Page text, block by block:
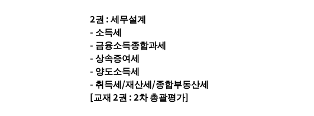
2권 : 세무설계
- 소득세
- 금융소득종합과세
- 상속증여세
- 양도소득세
- 취득세/재산세/종합부동산세
[교재 2권 : 2차 총괄평가]